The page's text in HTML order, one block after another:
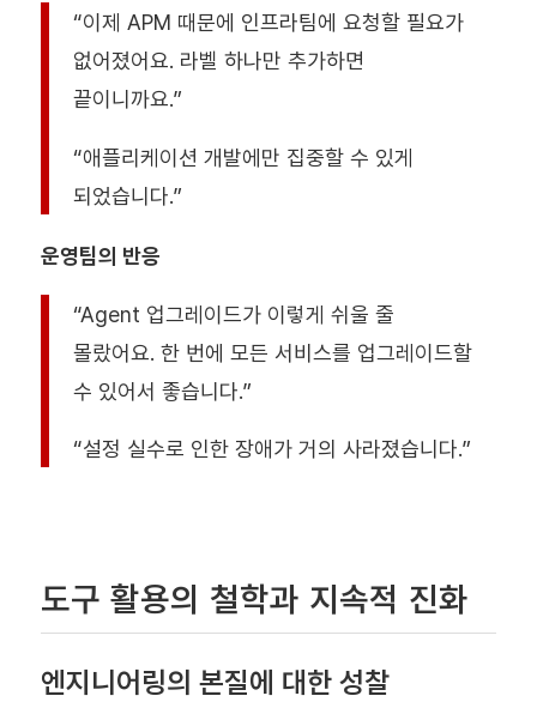
“이제 APM 때문에 인프라팀에 요청할 필요가
없어졌어요. 라벨 하나만 추가하면
끝이니까요.”
“애플리케이션 개발에만 집중할 수 있게
되었습니다.”
운영팀의 반응
“Agent 업그레이드가 이렇게 쉬울 줄
몰랐어요. 한 번에 모든 서비스를 업그레이드할
수 있어서 좋습니다.”
“설정 실수로 인한 장애가 거의 사라졌습니다.”
도구 활용의 철학과 지속적 진화
엔지니어링의 본질에 대한 성찰